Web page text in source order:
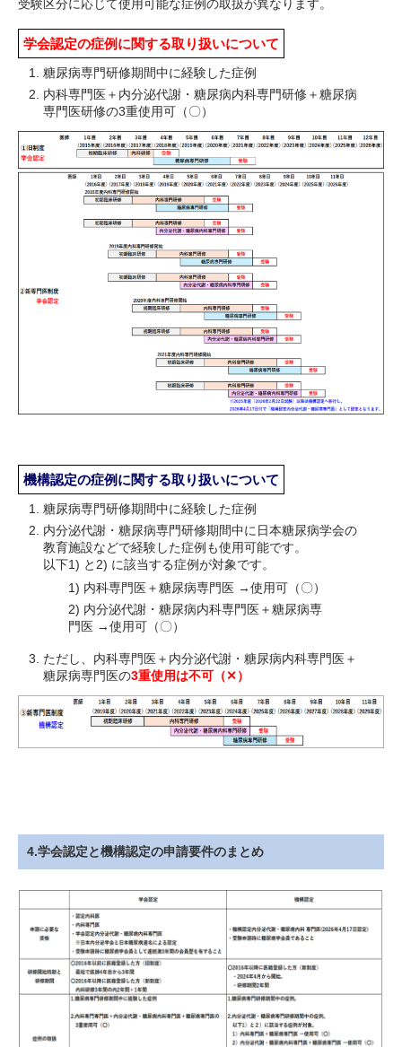
受験区分に応じて使用可能な症例の取扱が異なります。
学会認定の症例に関する取り扱いについて
糖尿病専門研修期間中に経験した症例
内科専門医＋内分泌代謝・糖尿病内科専門研修＋糖尿病
専門医研修の3重使用可（〇）
機構認定の症例に関する取り扱いについて
糖尿病専門研修期間中に経験した症例
内分泌代謝・糖尿病専門研修期間中に日本糖尿病学会の
教育施設などで経験した症例も使用可能です。
以下1) と2) に該当する症例が対象です。
内科専門医＋糖尿病専門医 →使用可（〇）
内分泌代謝・糖尿病内科専門医＋糖尿病専
門医 →使用可（〇）
ただし、内科専門医＋内分泌代謝・糖尿病内科専門医＋
糖尿病専門医の3重使用は不可（✕）
4.学会認定と機構認定の申請要件のまとめ